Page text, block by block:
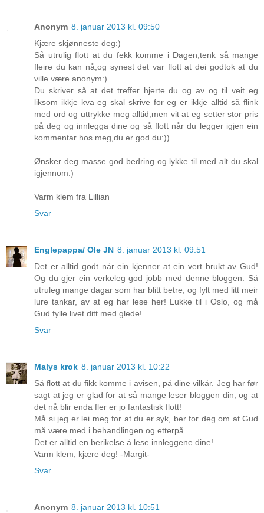
Anonym 8. januar 2013 kl. 09:50
Kjære skjønneste deg:)
Så utrulig flott at du fekk komme i Dagen,tenk så mange
fleire du kan nå,og synest det var flott at dei godtok at du
ville være anonym:)
Du skriver så at det treffer hjerte du og av og til veit eg
liksom ikkje kva eg skal skrive for eg er ikkje alltid så flink
med ord og uttrykke meg alltid,men vit at eg setter stor pris
på deg og innlegga dine og så flott når du legger igjen ein
kommentar hos meg,du er god du:))
Ønsker deg masse god bedring og lykke til med alt du skal
igjennom:)
Varm klem fra Lillian
Svar
Englepappa/ Ole JN 8. januar 2013 kl. 09:51
Det er alltid godt når ein kjenner at ein vert brukt av Gud!
Og du gjer ein verkeleg god jobb med denne bloggen. Så
utruleg mange dagar som har blitt betre, og fylt med litt meir
lure tankar, av at eg har lese her! Lukke til i Oslo, og må
Gud fylle livet ditt med glede!
Svar
Malys krok 8. januar 2013 kl. 10:22
Så flott at du fikk komme i avisen, på dine vilkår. Jeg har før
sagt at jeg er glad for at så mange leser bloggen din, og at
det nå blir enda fler er jo fantastisk flott!
Må si jeg er lei meg for at du er syk, ber for deg om at Gud
må være med i behandlingen og etterpå.
Det er alltid en berikelse å lese innleggene dine!
Varm klem, kjære deg! -Margit-
Svar
Anonym 8. januar 2013 kl. 10:51